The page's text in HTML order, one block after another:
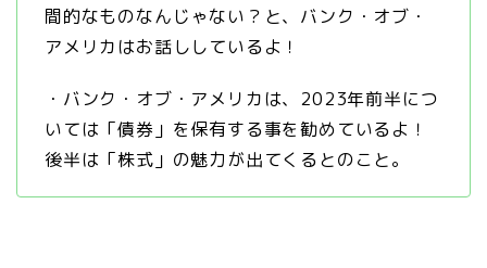
間的なものなんじゃない？と、バンク・オブ・
アメリカはお話ししているよ！
・バンク・オブ・アメリカは、2023年前半につ
いては「債券」を保有する事を勧めているよ！
後半は「株式」の魅力が出てくるとのこと。